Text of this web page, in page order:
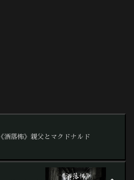
《洒落怖》親父とマクドナルド